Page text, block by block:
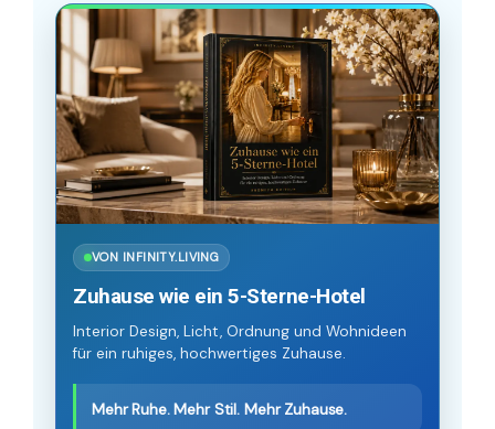
VON INFINITY.LIVING
Zuhause wie ein 5-Sterne-Hotel
Interior Design, Licht, Ordnung und Wohnideen
für ein ruhiges, hochwertiges Zuhause.
Mehr Ruhe. Mehr Stil. Mehr Zuhause.